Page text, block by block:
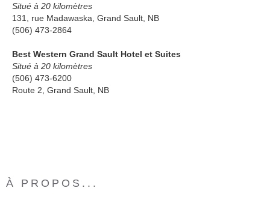
Situé à 20 kilomètres
131, rue Madawaska, Grand Sault, NB
(506) 473-2864
Best Western Grand Sault Hotel et Suites
Situé à 20 kilomètres
(506) 473-6200
Route 2, Grand Sault, NB
À PROPOS...